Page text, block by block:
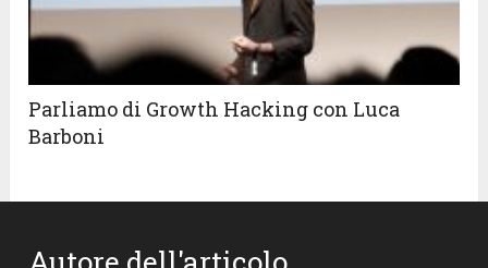
Parliamo di Growth Hacking con Luca
Barboni